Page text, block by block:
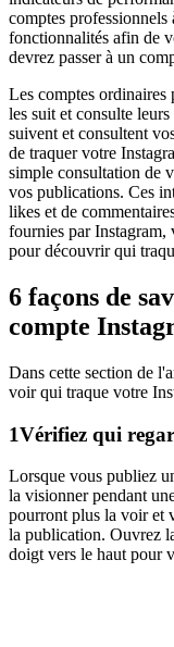
comptes
fonctionnalités afin de
devrez passer à un
Les comptes
les suit et consulte
suivent et consultent
de traquer votre
simple consultation de
vos publications. Ces
likes et de
fournies par Instagram,
pour découvrir qui
6 façons de
compte
Dans cette section de
voir qui traque votre
1Vérifiez qui
Lorsque vous publiez
la visionner pendant
pourront plus la voir et
la publication. Ouvrez
doigt vers le haut pour